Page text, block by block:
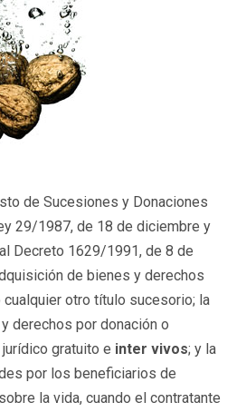
de Sucesiones y Donaciones
29/1987, de 18 de diciembre y
Decreto 1629/1991, de 8 de
de bienes y derechos
cualquier otro título sucesorio; la
derechos por donación o
gratuito e inter vivos; y la
por los beneficiarios de
la vida, cuando el contratante